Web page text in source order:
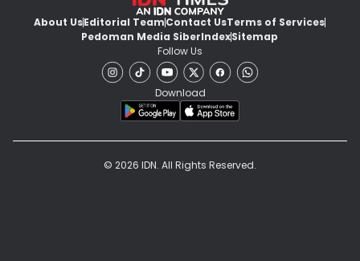
About UsEditorial TeamContact UsTerms of Services
Pedoman Media SiberIndexSitemap
Follow Us
Download
© 2026 IDN. All Rights Reserved.